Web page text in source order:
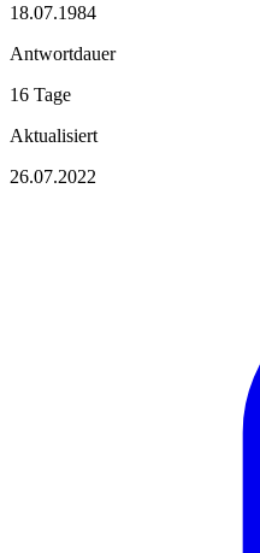
18.07.1984
Antwortdauer
16 Tage
Aktualisiert
26.07.2022